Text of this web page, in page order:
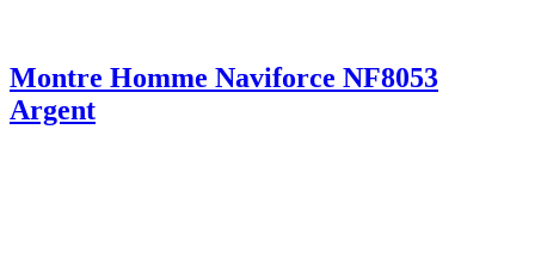
Montre Homme Naviforce NF8053
Argent